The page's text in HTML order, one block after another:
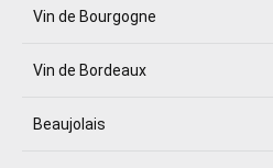
Vin de Bourgogne
Vin de Bordeaux
Beaujolais